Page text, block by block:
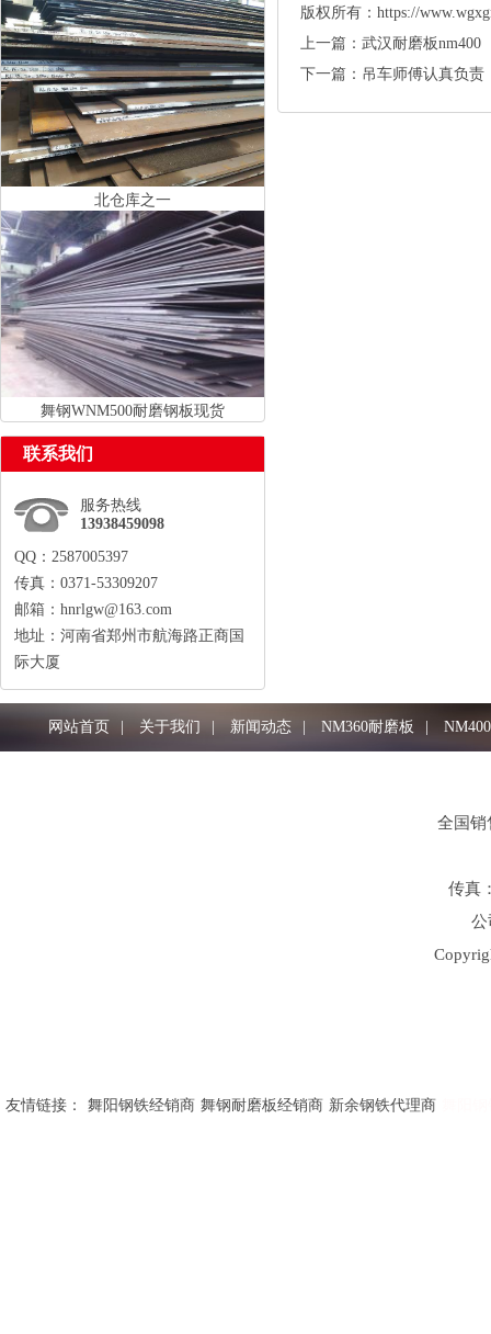
北仓库之一
舞钢WNM500耐磨钢板现货
联系我们
服务热线
13938459098
QQ：2587005397
传真：0371-53309207
邮箱：hnrlgw@163.com
地址：河南省郑州市航海路正商国
际大厦
版权所有：https://
上一篇： 武汉耐磨板nm400
下一篇： 吊车师傅认真负责
网站首页 关于我们 新闻动态 NM360耐磨板
全国销
传真
公
友情链接： 舞阳钢铁经销商 舞钢耐磨板经销商 新余钢铁代理商